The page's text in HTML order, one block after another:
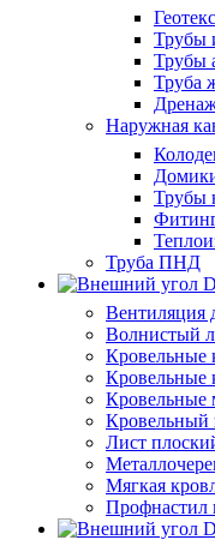
Трубы
Трубы
Труба
Наружная
Трубы
Труба ПНД
Вентиляция
Волнистый
Кровельные
Кровельные
Кровельные
Кровельный
Лист
Мягкая
Профнастил